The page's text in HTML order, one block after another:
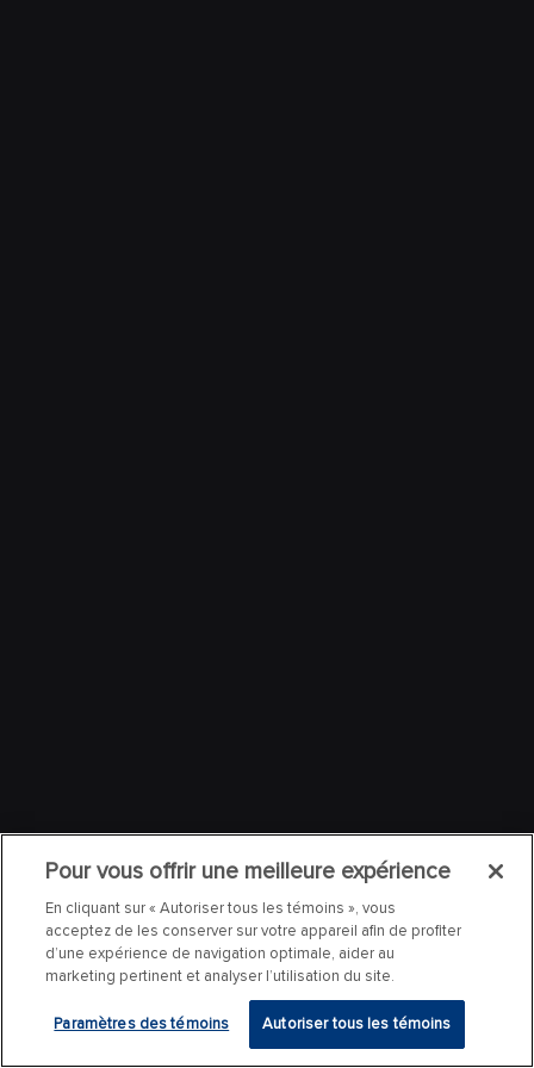
Pour vous offrir une meilleure expérience
En cliquant sur « Autoriser tous les témoins », vous
acceptez de les conserver sur votre appareil afin de profiter
d’une expérience de navigation optimale, aider au
marketing pertinent et analyser l’utilisation du site.
Paramètres des témoins Autoriser tous les témoins